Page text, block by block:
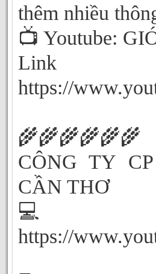
thêm nhiều
📺 Youtube:
Link
https://
🌾🌾🌾🌾🌾🌾
CÔNG TY
CẦN THƠ
https://